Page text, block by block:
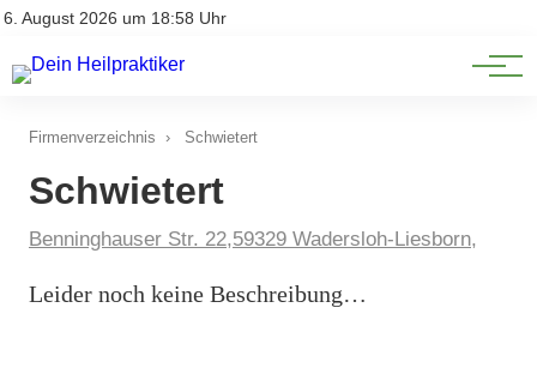
6. August 2026 um 18:58 Uhr
Impressum
Natürliche Medizin
Heilpflanzen & Kräuterkunde
Firmenverzeichnis › Schwietert
Schwietert
Benninghauser Str. 22,59329 Wadersloh-Liesborn,
Leider noch keine Beschreibung…